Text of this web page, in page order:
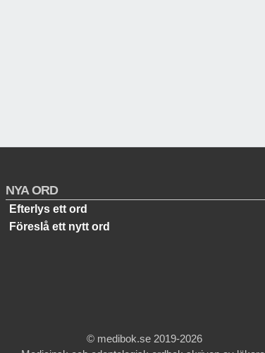
NYA ORD
Efterlys ett ord
Föreslå ett nytt ord
© medibok.se 2019-2026